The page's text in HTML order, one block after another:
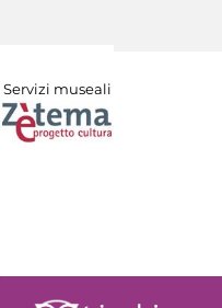
Servizi museali